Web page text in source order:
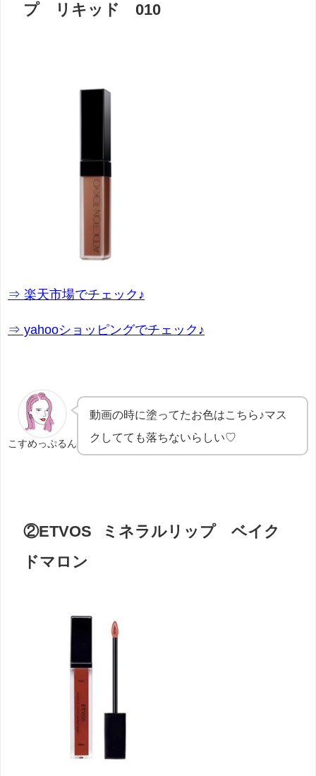
プ リキッド 010
⇒ 楽天市場でチェック♪
⇒ yahooショッピングでチェック♪
こすめっぷるん
動画の時に塗ってたお色はこちら♪マス
クしてても落ちないらしい♡
②ETVOS ミネラルリップ ベイク
ドマロン